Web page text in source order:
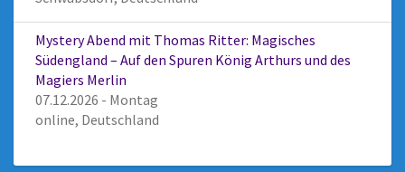
Mystery Abend mit Thomas Ritter: Magisches
Südengland – Auf den Spuren König Arthurs und des
Magiers Merlin
07.12.2026 - Montag
online, Deutschland